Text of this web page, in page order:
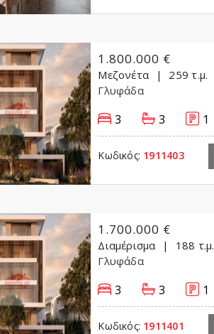
1.800.000 €
Μεζονέτα
259 τ.μ.
Γλυφάδα
3 3 1
Κωδικός: 1911403
1.700.000 €
Διαμέρισμα
188 τ.μ.
Γλυφάδα
3 3 1
Κωδικός: 1911401